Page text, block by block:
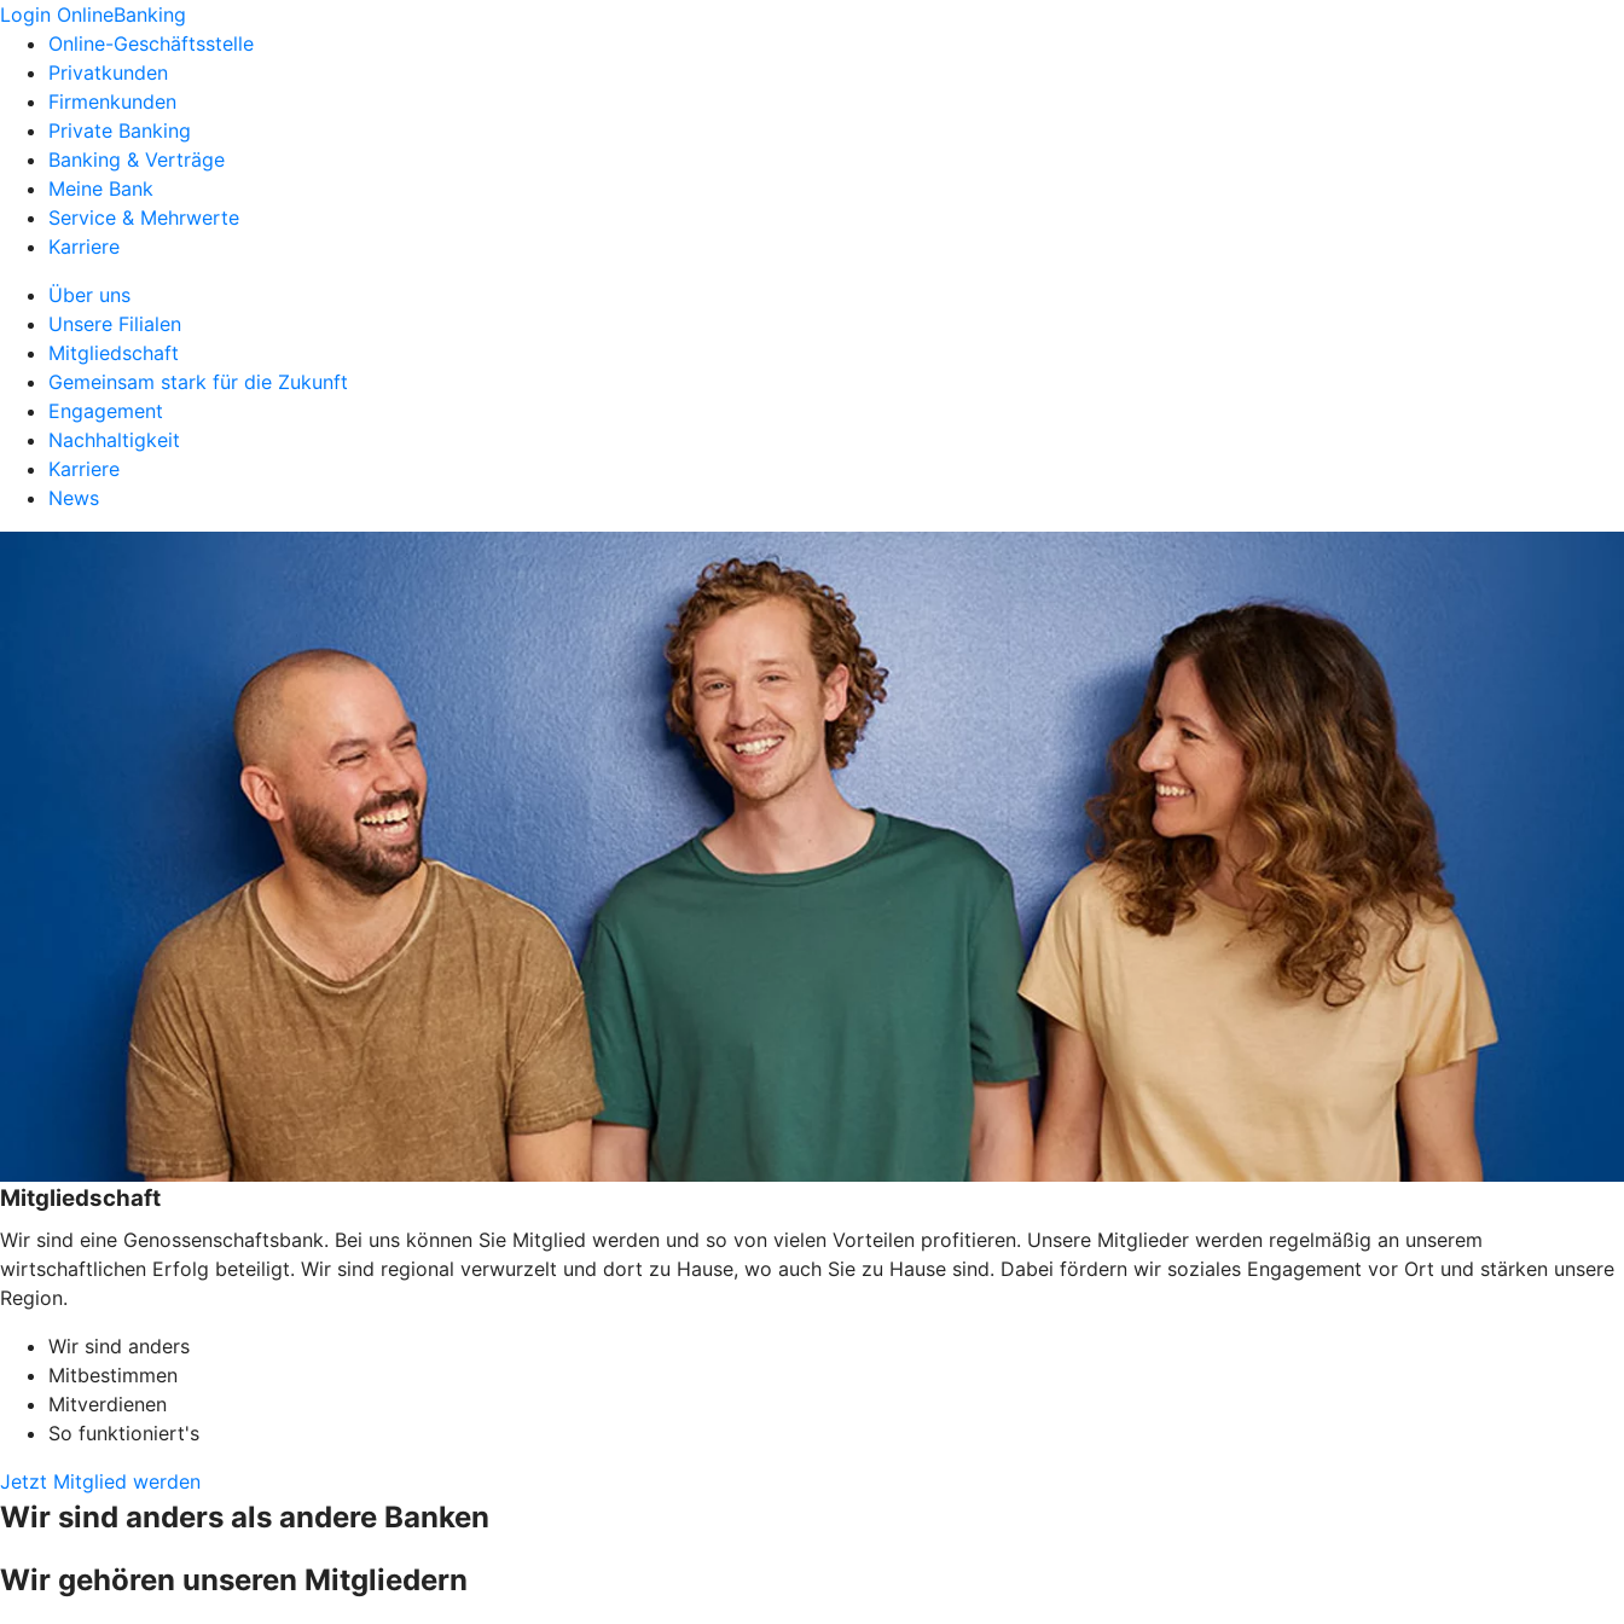
Login OnlineBanking
Online-Geschäftsstelle
Privatkunden
Firmenkunden
Private Banking
Banking & Verträge
Meine Bank
Service & Mehrwerte
Karriere
Über uns
Unsere Filialen
Mitgliedschaft
Gemeinsam stark für die Zukunft
Engagement
Nachhaltigkeit
Karriere
News
Mitgliedschaft
Wir sind eine Genossenschaftsbank. Bei uns können Sie Mitglied werden und so von vielen Vorteilen profitieren. Unsere Mitglieder werden regelmäßig an unserem
wirtschaftlichen Erfolg beteiligt. Wir sind regional verwurzelt und dort zu Hause, wo auch Sie zu Hause sind. Dabei fördern wir soziales Engagement vor Ort und stärken unsere
Region.
Wir sind anders
Mitbestimmen
Mitverdienen
So funktioniert's
Jetzt Mitglied werden
Wir sind anders als andere Banken
Wir gehören unseren Mitgliedern